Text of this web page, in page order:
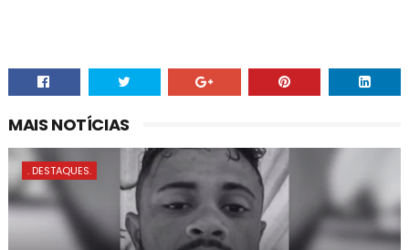
MAIS NOTÍCIAS
. DESTAQUES.